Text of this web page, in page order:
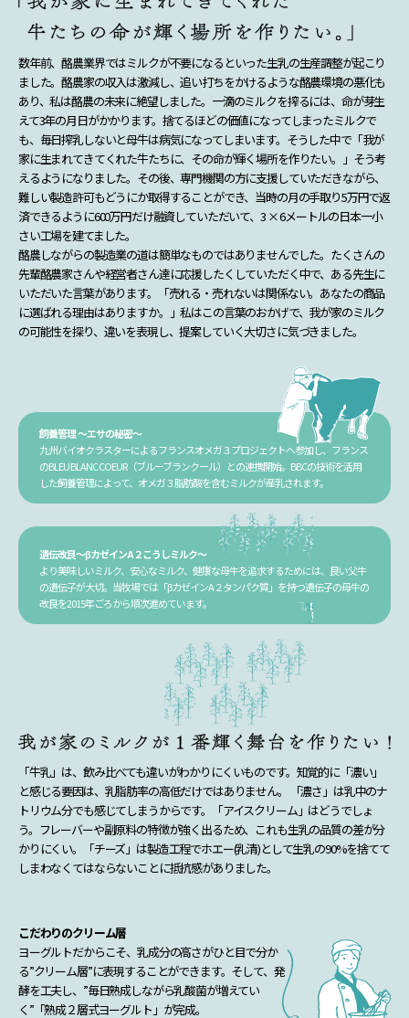
数年前、酪農業界ではミルクが不要になるといった生乳の生産調整が起こり
ました。酪農家の収入は激減し、追い打ちをかけるような酪農環境の悪化も
あり、私は酪農の未来に絶望しました。一滴のミルクを搾るには、命が芽生
えて3年の月日がかかります。捨てるほどの価値になってしまったミルクで
も、毎日搾乳しないと母牛は病気になってしまいます。そうした中で「我が
家に生まれてきてくれた牛たちに、その命が輝く場所を作りたい。」そう考
えるようになりました。その後、専門機関の方に支援していただきながら、
難しい製造許可もどうにか取得することができ、当時の月の手取り5万円で返
済できるように600万円だけ融資していただいて、3 × 6メートルの日本一小
さい工場を建てました。
酪農しながらの製造業の道は簡単なものではありませんでした。たくさんの
先輩酪農家さんや経営者さん達に応援したくしていただく中で、ある先生に
いただいた言葉があります。「売れる・売れないは関係ない。あなたの商品
に選ばれる理由はありますか。」私はこの言葉のおかげで、我が家のミルク
の可能性を探り、違いを表現し、提案していく大切さに気づきました。
飼養管理 〜エサの秘密〜
九州バイオクラスターによるフランスオメガ３プロジェクトへ参加し、フランス
のBLEU BLANC COEUR（ブルーブランクール）との連携開始。BBCの技術を活用
した飼養管理によって、オメガ３脂肪酸を含むミルクが産乳されます。
遺伝改良〜βカゼインA２こうしミルク〜
より美味しいミルク、安心なミルク、健康な母牛を追求するためには、良い父牛
の遺伝子が大切。当牧場では「βカゼインA２タンパク質」を持つ遺伝子の母牛の
改良を2015年ごろから順次進めています。
「牛乳」は、飲み比べても違いがわかりにくいものです。知覚的に「濃い」
と感じる要因は、乳脂肪率の高低だけではありません。 「濃さ」は乳中のナ
トリウム分でも感じてしまうからです。「アイスクリーム」はどうでしょ
う。フレーバーや副原料の特徴が強く出るため、これも生乳の品質の差が分
かりにくい。「チーズ」は製造工程でホエー(乳清)として生乳の90%を捨てて
しまわなくてはならないことに抵抗感がありました。
こだわりのクリーム層
ヨーグルトだからこそ、乳成分の高さがひと目で分か
る”クリーム層”に表現することができます。そして、発
酵を工夫し、”毎日熟成しながら乳酸菌が増えてい
く”「熟成２層式ヨーグルト」が完成。